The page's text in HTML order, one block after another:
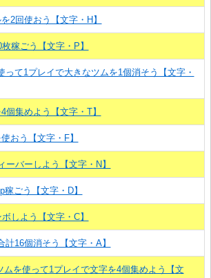
2回使おう【文字・H】
稼ごう【文字・P】
って1プレイで大きなツムを1個消そう【文字・
個集めよう【文字・T】
おう【文字・F】
ーバーしよう【文字・N】
ごう【文字・D】
しよう【文字・C】
16個消そう【文字・A】
ムを使って1プレイで文字を4個集めよう【文